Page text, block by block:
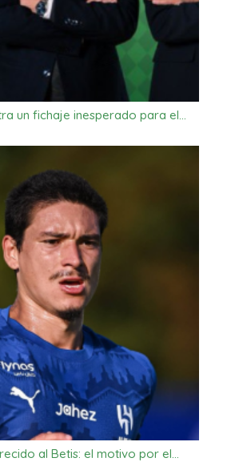
un fichaje inesperado para el…
al Betis: el motivo por el…